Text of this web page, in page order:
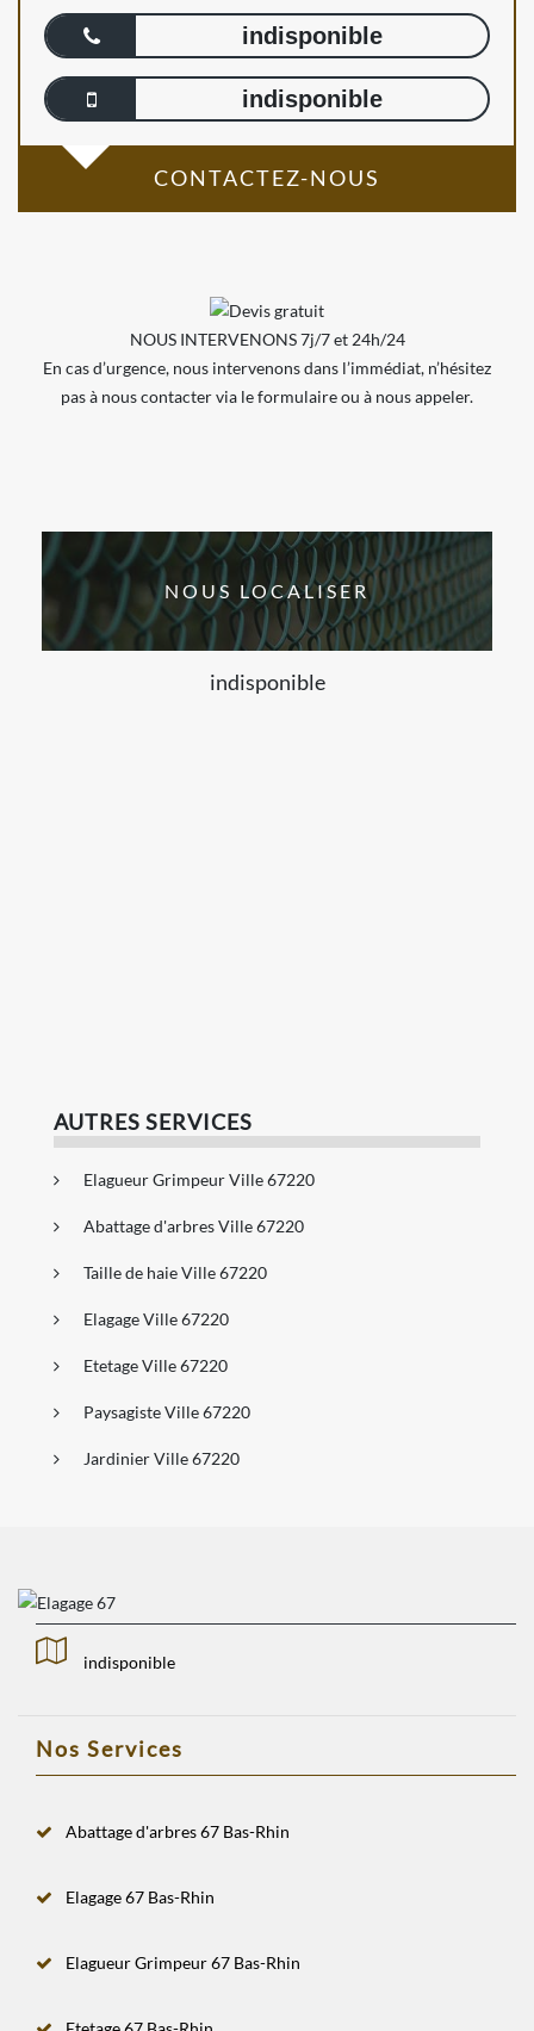
indisponible
indisponible
CONTACTEZ-NOUS
NOUS INTERVENONS 7j/7 et 24h/24
En cas d’urgence, nous intervenons dans l’immédiat, n’hésitez
pas à nous contacter via le formulaire ou à nous appeler.
NOUS LOCALISER
indisponible
AUTRES SERVICES
Elagueur Grimpeur Ville 67220
Abattage d'arbres Ville 67220
Taille de haie Ville 67220
Elagage Ville 67220
Etetage Ville 67220
Paysagiste Ville 67220
Jardinier Ville 67220
indisponible
Nos Services
Abattage d'arbres 67 Bas-Rhin
Elagage 67 Bas-Rhin
Elagueur Grimpeur 67 Bas-Rhin